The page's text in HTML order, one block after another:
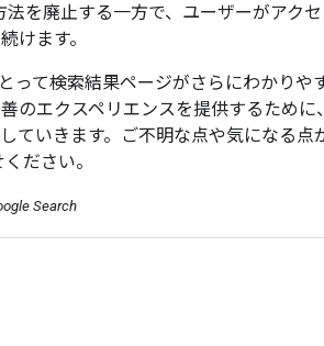
法を廃止する一方で、ユーザーがア
けます。
って検索結果ページがさらにわかり
のエクスペリエンスを提供するため
ていきます。ご不明な点や気になる点
ださい。
Search